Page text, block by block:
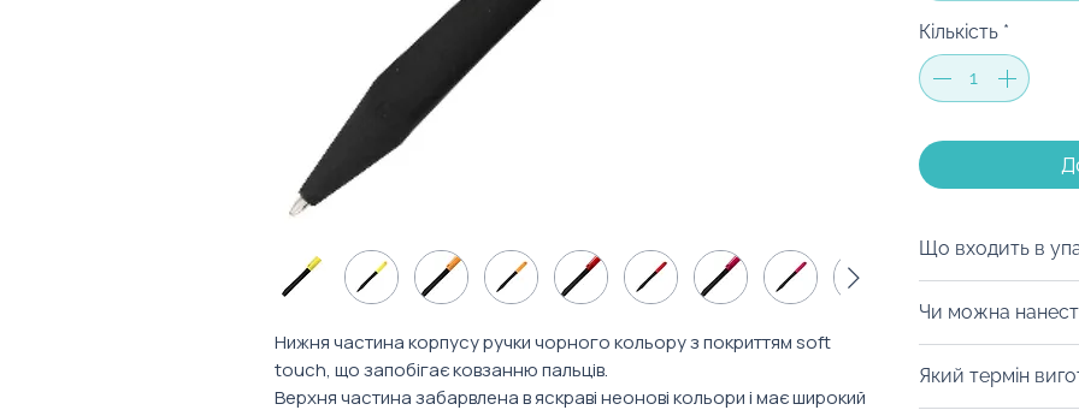
Нижня частина корпусу ручки чорного кольору з покриттям soft
touch, що запобігає ковзанню пальців.
Верхня частина забарвлена ​​в яскраві неонові кольори і має широкий
Кількість *
Що входить в
коробку на ваш
матеріалів,
будь-який інший
Чи можна
нанести
Який термін